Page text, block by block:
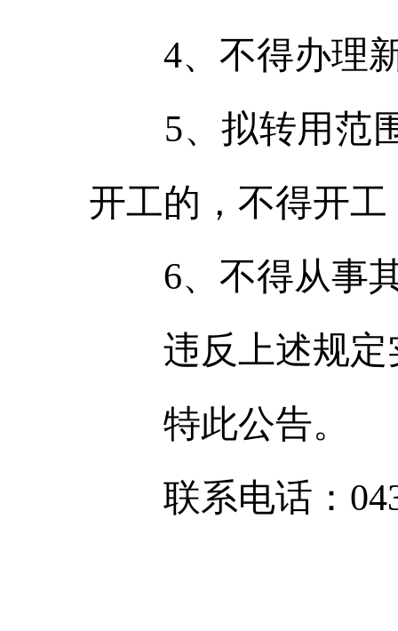
4、不得办理新
5、拟转用范围
开工的，不得开工
6、不得从事其
违反上述规定
特此公告。
联系电话：